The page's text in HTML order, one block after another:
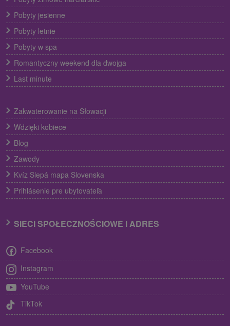
Pobyty jesienne
Pobyty letnie
Pobyty w spa
Romantyczny weekend dla dwojga
Last minute
Zakwaterowanie na Słowacji
Wdzięki kobiece
Blog
Zawody
Kvíz Slepá mapa Slovenska
Prihlásenie pre ubytovateľa
SIECI SPOŁECZNOŚCIOWE I ADRES
Facebook
Instagram
YouTube
TikTok